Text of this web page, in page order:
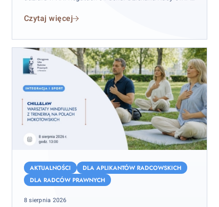
września 2026 r. (sobota–niedziela), przy czym
Czytaj więcej
warsztaty
AKTUALNOŚCI
DLA APLIKANTÓW RADCOWSKICH
DLA RADCÓW PRAWNYCH
Posted
8 sierpnia 2026